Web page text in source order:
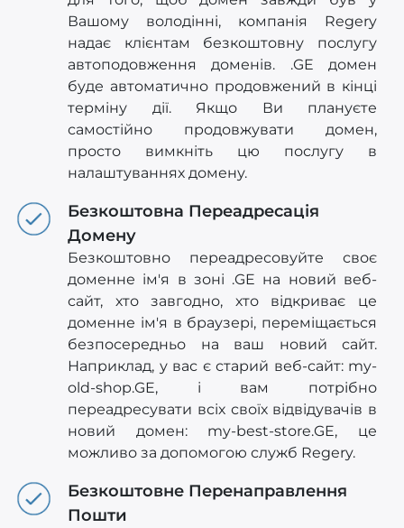
Вашому володінні, компанія Regery
надає клієнтам безкоштовну послугу
автоподовження доменів. .GE домен
буде автоматично продовжений в кінці
терміну дії. Якщо Ви плануєте
самостійно продовжувати домен,
просто вимкніть цю послугу в
налаштуваннях домену.
Безкоштовна Переадресація
Домену
Безкоштовно переадресовуйте своє
доменне ім'я в зоні .GE на новий веб-
сайт, хто завгодно, хто відкриває це
доменне ім'я в браузері, переміщається
безпосередньо на ваш новий сайт.
Наприклад, у вас є старий веб-сайт: my-
old-shop.GE, і вам потрібно
переадресувати всіх своїх відвідувачів в
новий домен: my-best-store.GE, це
можливо за допомогою служб Regery.
Безкоштовне Перенаправлення
Пошти